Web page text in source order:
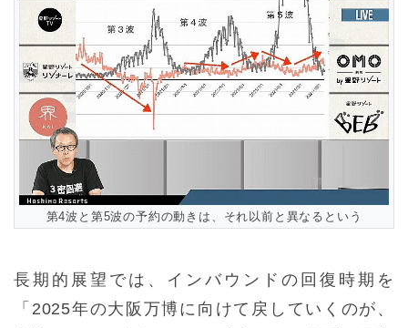
第4波と第5波の予約の動きは、それ以前と異なるという
長期的展望では、インバウンドの回復時期を
「2025年の大阪万博に向けて戻していくのが、